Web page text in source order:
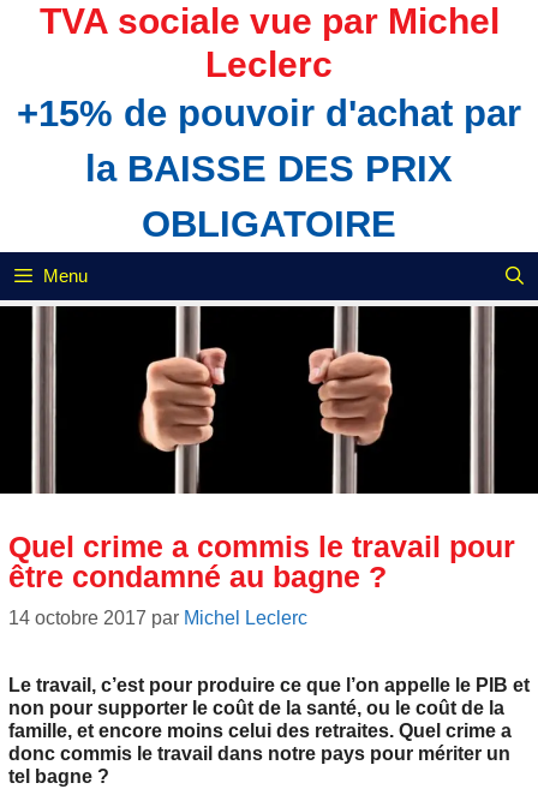
TVA sociale vue par Michel
Leclerc
+15% de pouvoir d'achat par
la BAISSE DES PRIX
OBLIGATOIRE
Menu
Quel crime a commis le travail pour
être condamné au bagne ?
14 octobre 2017 par Michel Leclerc
Le travail, c’est pour produire ce que l’on appelle le PIB et
non pour supporter le coût de la santé, ou le coût de la
famille, et encore moins celui des retraites. Quel crime a
donc commis le travail dans notre pays pour mériter un
tel bagne ?